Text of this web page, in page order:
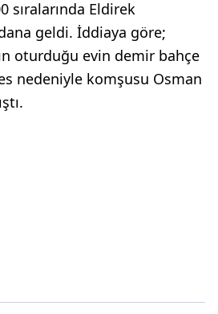
sıralarında Eldirek
geldi. İddiaya göre;
oturduğu evin demir bahçe
nedeniyle komşusu Osman